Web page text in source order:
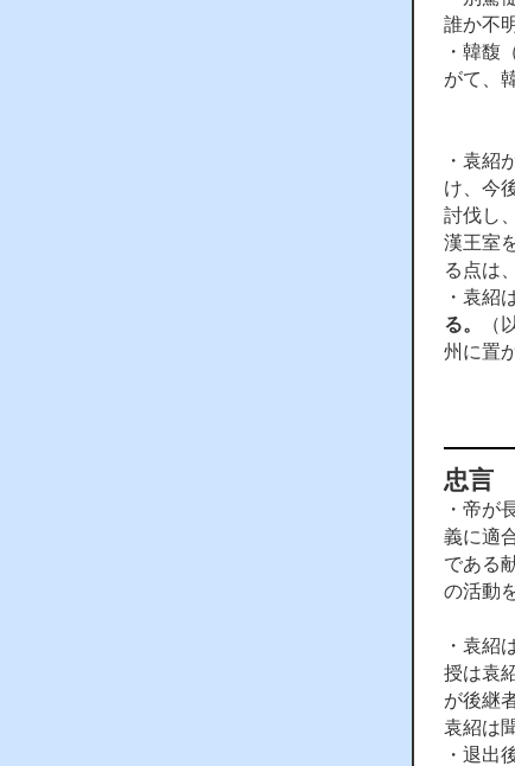
誰か不
・韓馥
がて、
・袁紹
け、今
討伐し
漢王室
る点は
・袁紹
る。
（
州に置
忠言
・帝が
義に適
である
の活動
・袁紹
授は袁
が後継
袁紹は
・退出